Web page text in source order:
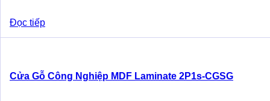
Đọc tiếp
Cửa Gỗ Công Nghiệp MDF Laminate 2P1s-CGSG